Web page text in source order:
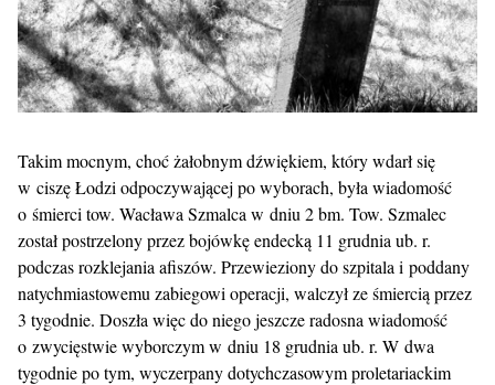
Takim mocnym, choć żałobnym dźwiękiem, który wdarł się
w ciszę Łodzi odpoczywającej po wyborach, była wiadomość
o śmierci tow. Wacława Szmalca w dniu 2 bm. Tow. Szmalec
został postrzelony przez bojówkę endecką 11 grudnia ub. r.
podczas rozklejania afiszów. Przewieziony do szpitala i poddany
natychmiastowemu zabiegowi operacji, walczył ze śmiercią przez
3 tygodnie. Doszła więc do niego jeszcze radosna wiadomość
o zwycięstwie wyborczym w dniu 18 grudnia ub. r. W dwa
tygodnie po tym, wyczerpany dotychczasowym proletariackim